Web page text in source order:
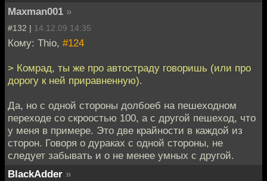
Maxman001 »
#132 | 14.12.09 14:35
Кому: Thio, #124
> Комрад, ты же про автостраду говоришь (или про
дорогу к ней приравненную).
Да, но с одной стороны долбоеб на пешеходном
переходе со скроостью 100, а с другой пешеход, что
у меня в примере. Это две крайности в каждой из
сторон. Говоря о дураках с одной стороны, не
следует забывать и о не менее умных с другой.
BlackAdder »